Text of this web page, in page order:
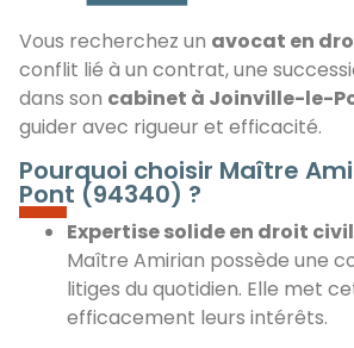
Vous recherchez un avocat en
conflit lié à un contrat, une
dans son cabinet à Joinville-le-
guider avec rigueur et efficacité.
Pourquoi choisir Maître
Pont (94340) ?
Expertise solide en droit civil
Maître Amirian possède une
litiges du quotidien. Elle met
efficacement leurs intérêts.